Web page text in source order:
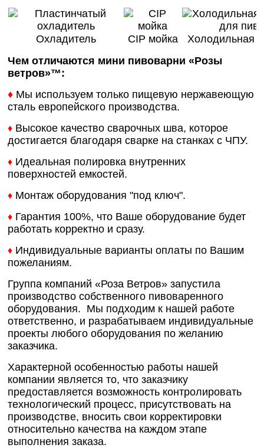
Охладитель CIP мойка
Холодильная
Чем отличаются мини пивоварни «Розы
ветров»™:
♦ Мы используем только пищевую нержавеющую
сталь европейского производства.
♦ Высокое качество сварочных шва, которое
достигается благодаря сварке на станках с ЧПУ.
♦ Идеальная полировка внутренних
поверхностей емкостей.
♦ Монтаж оборудования "под ключ".
♦ Гарантия 100%, что Ваше оборудование будет
работать корректно и сразу.
♦ Индивидуальные варианты оплаты по Вашим
пожеланиям.
Группа компаний «Роза Ветров» запустила
производство собственного пивоваренного
оборудования. Мы подходим к нашей работе
ответственно, и разрабатываем индивидуальные
проекты любого оборудования по желанию
заказчика.
Характерной особенностью работы нашей
компании является то, что заказчику
предоставляется возможность контролировать
технологический процесс, присутствовать на
производстве, вносить свои корректировки
относительно качества на каждом этапе
выполнения заказа.